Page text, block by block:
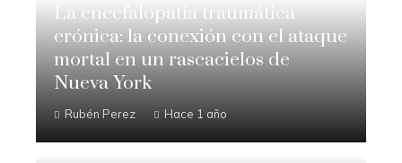
La encefalopatía traumática
crónica: la conexión con el ataque
mortal en un rascacielos de
Nueva York
Rubén Perez Hace 1 año